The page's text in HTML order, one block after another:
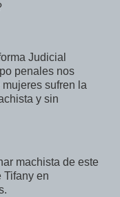
Judicial
penales nos
sufren la
y sin
machista de este
Tifany en